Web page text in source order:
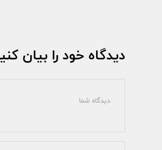
دیدگاه خود را بیان